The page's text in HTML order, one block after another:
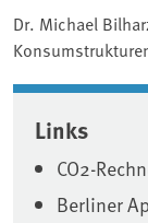
Dr. Michael
Links
CO2-
Berliner